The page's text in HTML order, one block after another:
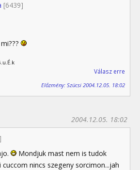
[6439]
Válasz erre
Előzmény: Szücsi 2004.12.05. 18:02
2004.12.05. 18:02
Mondjuk mast nem is tudok
nincs szegeny sorcimon...jah